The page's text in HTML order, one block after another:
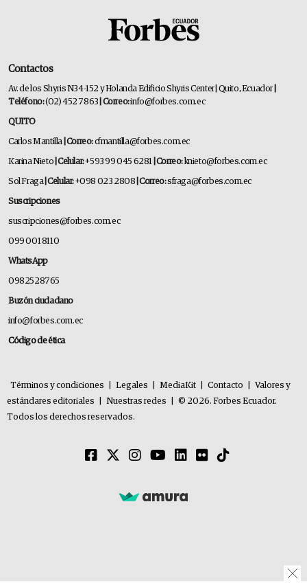
Contactos
Av. de los Shyris N34-152 y Holanda Edificio Shyris Center | Quito, Ecuador
Teléfono:(02) 452 7863 | Correo:info@forbes.com.ec
QUITO
Carlos Mantilla | Correo:cfmantilla@forbes.com.ec
Karina Nieto | Celular:+593 99 045 6281 | Correo:knieto@forbes.com.ec
Sol Fraga| Celular:+098 023 2808 | Correo:sfraga@forbes.com.ec
Suscripciones
suscripciones@forbes.com.ec
099 001 8110
WhatsApp
0982528765
Buzón ciudadano
info@forbes.com.ec
Código de ética
Términos y condiciones Legales MediaKit Contacto
Valores y
estándares editoriales
Nuestras redes
© 2026. Forbes Ecuador.
Todos los derechos reservados.